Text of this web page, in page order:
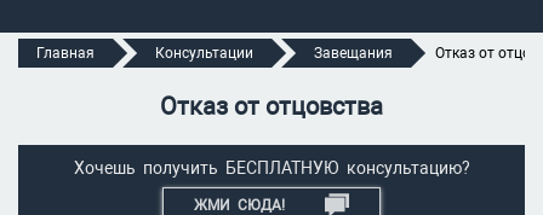
Главная Консультации Завещания Отказ от
Отказ от отцовства
Хочешь получить БЕСПЛАТНУЮ консультацию?
ЖМИ СЮДА!